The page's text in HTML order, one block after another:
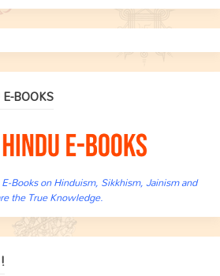
BOOKS
Books on Hinduism, Sikkhism, Jainism and
the True Knowledge.